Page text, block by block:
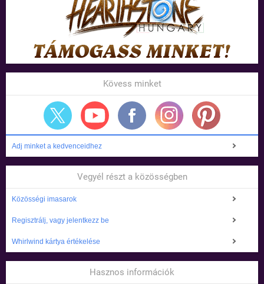
Kövess minket
Adj minket a kedvenceidhez
Vegyél részt a közösségben
Közösségi imasarok
Regisztrálj, vagy jelentkezz be
Whirlwind kártya értékelése
Hasznos információk